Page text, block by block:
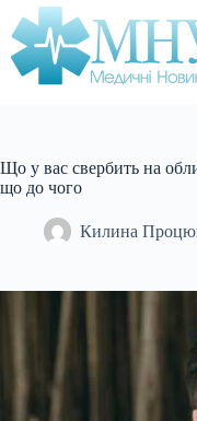
Перейти
до
вмісту
Що у вас свербить на
що до чого
Килина